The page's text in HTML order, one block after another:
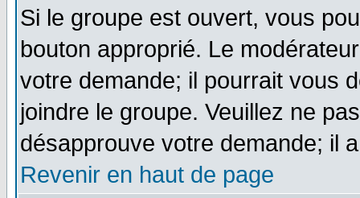
Si le groupe est ouvert, vous
bouton approprié. Le
votre demande; il pourrait vous
joindre le groupe. Veuillez ne
désapprouve votre demande; il
Revenir en haut de page